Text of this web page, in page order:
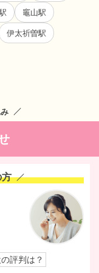
竈山駅
伊太祈曽駅
評判は？